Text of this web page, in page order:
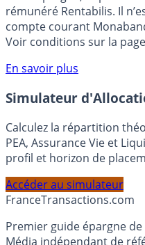
Bénéficiez de cette offre
votre épargne, auprès de
rémunéré Rentabilis. Il
Voir conditions sur la
En savoir plus
Simulateur
Calculez la répartition
profil et horizon de
FranceTransactions.com